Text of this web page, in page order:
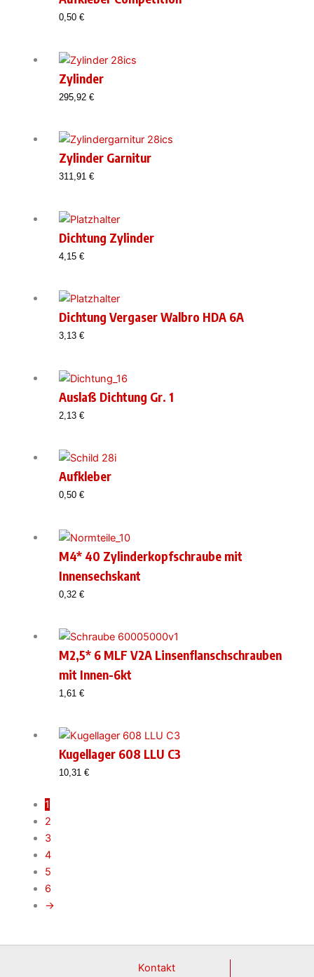
0,50 €
Zylinder
295,92 €
Zylinder Garnitur
311,91 €
Dichtung Zylinder
4,15 €
Dichtung Vergaser Walbro HDA 6A
3,13 €
Auslaß Dichtung Gr. 1
2,13 €
Aufkleber
0,50 €
M4* 40 Zylinderkopfschraube mit
Innensechskant
0,32 €
M2,5* 6 MLF V2A Linsenflanschschrauben
mit Innen-6kt
1,61 €
Kugellager 608 LLU C3
10,31 €
1
2
3
4
5
6
→
Kontakt